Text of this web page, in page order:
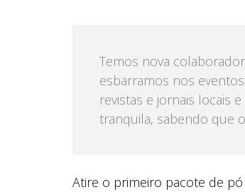
Temos nova
esbarramos nos
revistas e jornais locais
tranquila, sabendo que
Atire o primeiro pacote de